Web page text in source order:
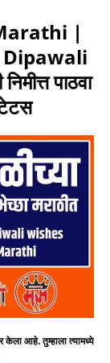
|
| Dipawali
पाठवा
आहे. तुम्हाला त्यामध्ये